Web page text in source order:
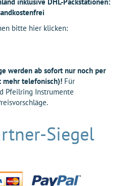
bitte hier klicken:
werden ab sofort nur noch per
mehr telefonisch)! Für
Pfeilring Instrumente
Siegel